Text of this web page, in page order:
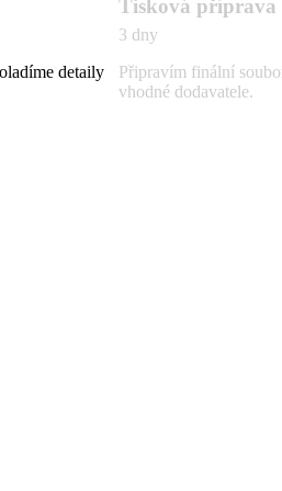
detaily
Tisková
3 dny
Připravím finální
vhodné dodavatele.